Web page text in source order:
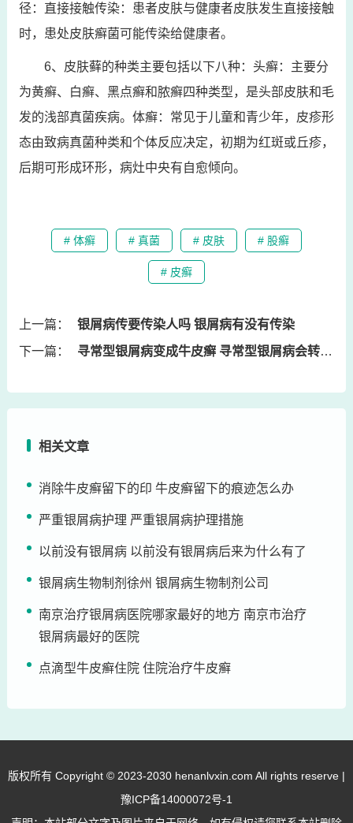
径：直接接触传染：患者皮肤与健康者皮肤发生直接接触
时，患处皮肤癣菌可能传染给健康者。
6、皮肤藓的种类主要包括以下八种：头癣：主要分
为黄癣、白癣、黑点癣和脓癣四种类型，是头部皮肤和毛
发的浅部真菌疾病。体癣：常见于儿童和青少年，皮疹形
态由致病真菌种类和个体反应决定，初期为红斑或丘疹，
后期可形成环形，病灶中央有自愈倾向。
# 体癣 # 真菌 # 皮肤 # 股癣
# 皮癣
上一篇：
银屑病传要传染人吗 银屑病有没有传染
下一篇：
寻常型银屑病变成牛皮癣 寻常型银屑病会转型吗
相关文章
消除牛皮癣留下的印 牛皮癣留下的痕迹怎么办
严重银屑病护理 严重银屑病护理措施
以前没有银屑病 以前没有银屑病后来为什么有了
银屑病生物制剂徐州 银屑病生物制剂公司
南京治疗银屑病医院哪家最好的地方 南京市治疗
银屑病最好的医院
点滴型牛皮癣住院 住院治疗牛皮癣
版权所有 Copyright © 2023-2030 henanlvxin.com All rights reserve |
豫ICP备14000072号-1